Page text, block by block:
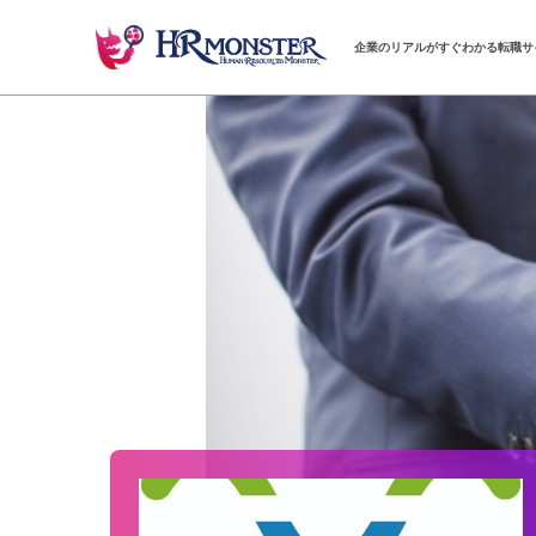
企業のリアルがすぐわかる転職